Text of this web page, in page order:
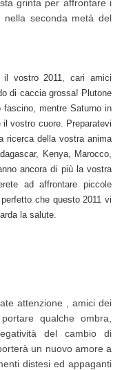
grinta per affrontare i
nella seconda metà del
il vostro 2011, cari amici
di caccia grossa! Plutone
mentre Saturno in
vostro cuore. Preparatevi
ricerca della vostra anima
Kenya, Marocco,
ancora di più la vostra
ad affrontare piccole
che questo 2011 vi
la salute.
attenzione , amici dei
qualche ombra,
del cambio di
un nuovo amore a
distesi ed appaganti